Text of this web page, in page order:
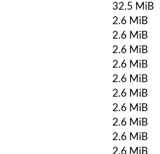
32.5 MiB
2.6 MiB
2.6 MiB
2.6 MiB
2.6 MiB
2.6 MiB
2.6 MiB
2.6 MiB
2.6 MiB
2.6 MiB
2.6 MiB